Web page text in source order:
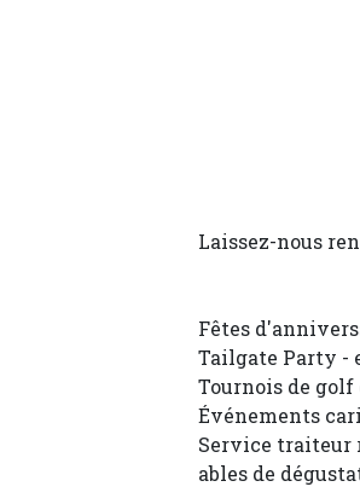
Laissez-nous
Fêtes
Tailgate Party -
Tournois de
Événements
Service traiteur
ables de